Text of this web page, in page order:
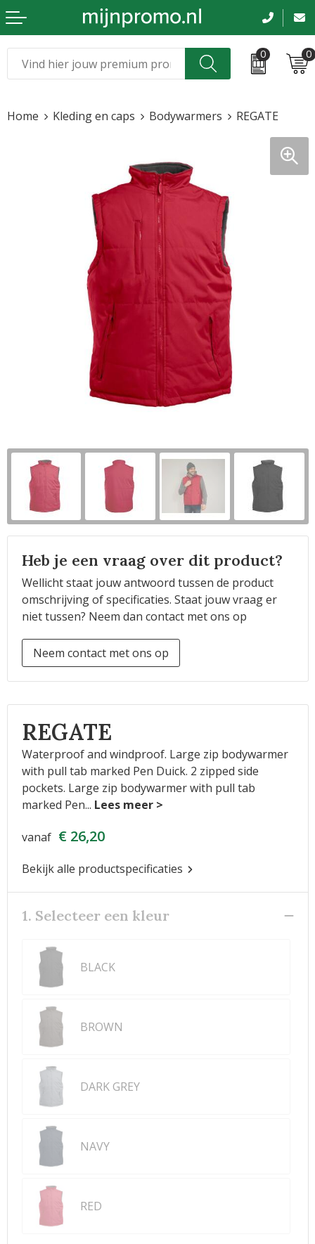
0 0
Kleding & caps
Werkkleding
Tassen en reizen
Beurs en evenementen
Bloemen en planten
Sinterklaas
Home Kleding en caps Bodywarmers REGATE
Heb je een vraag over dit product?
Wellicht staat jouw antwoord tussen de product
omschrijving of specificaties. Staat jouw vraag er
niet tussen? Neem dan contact met ons op
Neem contact met ons op
REGATE
Waterproof and windproof. Large zip bodywarmer
with pull tab marked Pen Duick. 2 zipped side
pockets. Large zip bodywarmer with pull tab
marked Pen...
vanaf € 26,20
Bekijk alle productspecificaties
1. Selecteer een kleur
BLACK
BROWN
DARK GREY
NAVY
RED